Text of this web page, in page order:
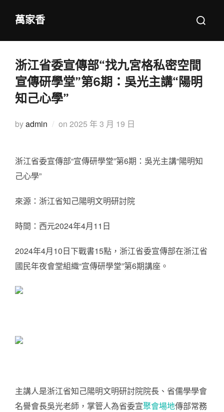
萬家香
Search
浙江省委宣傳部“找九宮格私密空間
宣傳研學堂”第6期：吳光主講“陽明
知己心學”
byadmin on Posted
2025 年 3 月 19 日
浙江省委宣傳部“宣傳研學堂”第6期：吳光主講“陽明知
己心學”
來源：浙江省知己陽明文明研討院
時間：西元2024年4月11日
2024年4月10日下戰書15點，浙江省委宣傳部在浙江省
國民年夜會堂組織“宣傳研學堂”第6期講座。
主講人是浙江省知己陽明文明研討院院長、省儒學學會
名譽會長吳光老師，掌管人為省委宣聚會場地傳部常務